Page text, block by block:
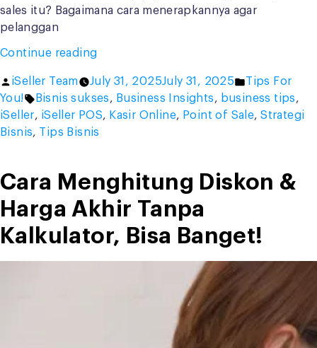
sales itu? Bagaimana cara menerapkannya agar
pelanggan
Continue reading“Strategi
Sales
Terbaik!
Bikin
Pelanggan
Bisnis
Melesat”
Posted
by
iSeller Team July 31, 2025July 31, 2025
Posted
in
Tips For
You!
Tags:
Bisnis sukses, Business Insights, business tips,
iSeller, iSeller POS, Kasir Online, Point of Sale,Strategi
Bisnis, Tips Bisnis
Cara Menghitung Diskon &
Harga Akhir Tanpa
Kalkulator, Bisa Banget!